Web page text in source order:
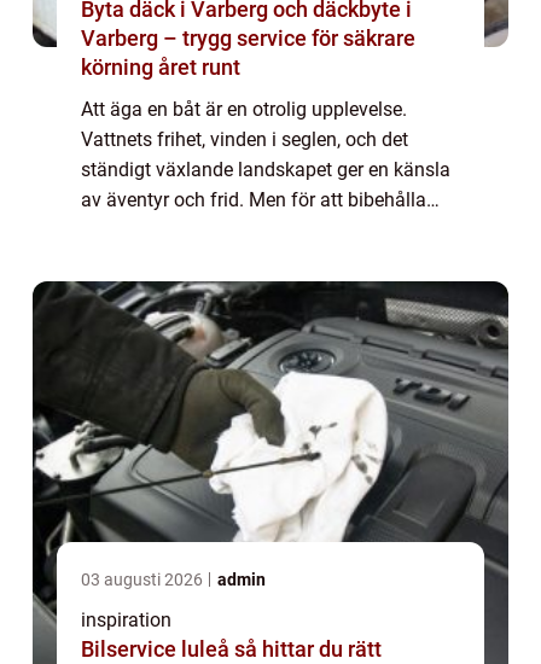
Byta däck i Varberg och däckbyte i
Varberg – trygg service för säkrare
körning året runt
Att äga en båt är en otrolig upplevelse.
Vattnets frihet, vinden i seglen, och det
ständigt växlande landskapet ger en känsla
av äventyr och frid. Men för att bibehålla
03 augusti 2026 admin
inspiration
Bilservice luleå så hittar du rätt